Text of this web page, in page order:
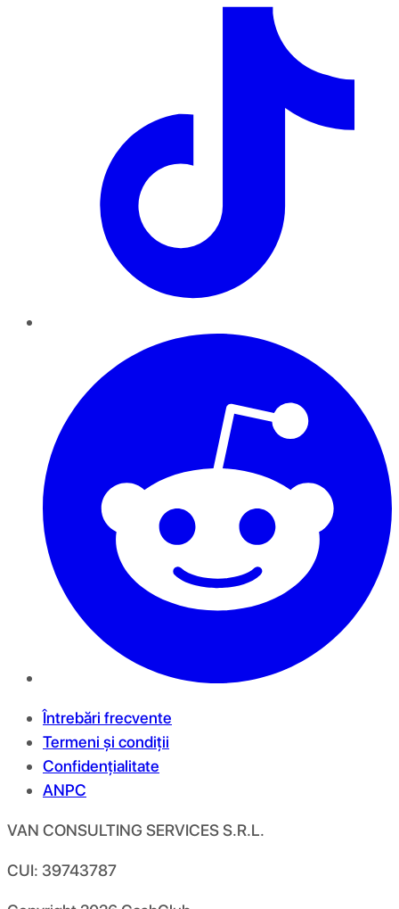
Întrebări frecvente
Termeni și condiții
Confidențialitate
ANPC
VAN CONSULTING SERVICES S.R.L.
CUI: 39743787